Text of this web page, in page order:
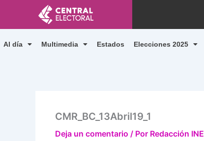
contenido
Al día Multimedia Estados Elecciones 2025
CMR_BC_13Abril19_1
Deja un comentario / Por Redacción INE